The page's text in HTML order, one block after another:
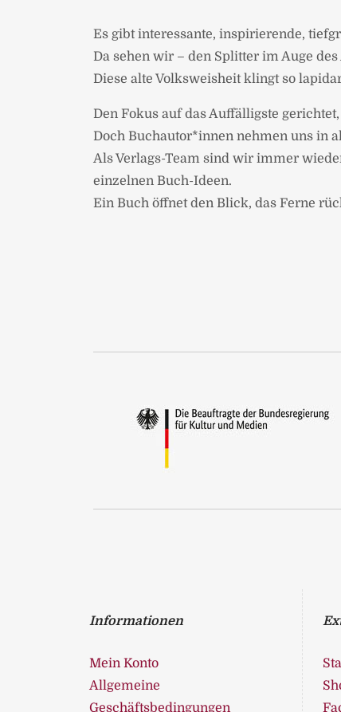
Es gibt interessante, inspirierende,
Da sehen wir – den Splitter im Auge
Diese alte Volksweisheit klingt so
Den Fokus auf das Auffälligste
Doch Buchautor*innen nehmen uns in
Als Verlags-Team sind wir immer
einzelnen Buch-Ideen.
Ein Buch öffnet den Blick, das Ferne
Informationen
Mein Konto
Allgemeine
Geschäftsbedingungen